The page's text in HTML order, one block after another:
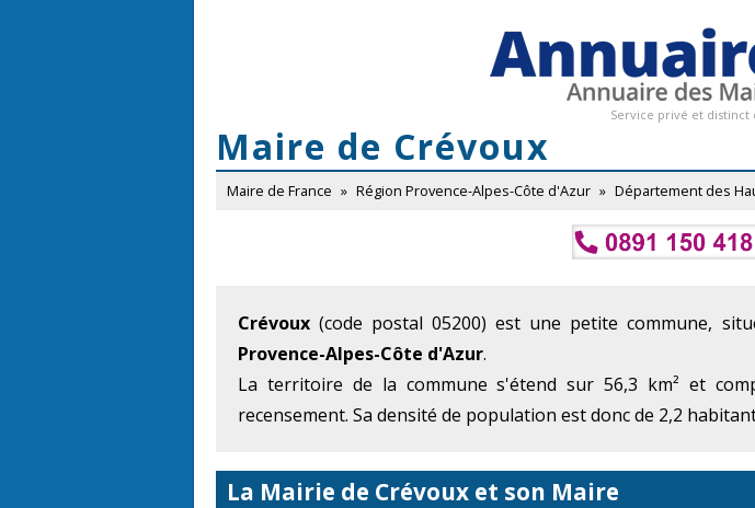
Service privé et distinct
Maire de Crévoux
Maire de France » Région Provence-Alpes-Côte d'Azur » Département des
Crévoux (code postal 05200) est une petite commune,
Provence-Alpes-Côte d'Azur.
La territoire de la commune s'étend sur 56,3 km² et
recensement. Sa densité de population est donc de 2,2
La Mairie de Crévoux et son Maire